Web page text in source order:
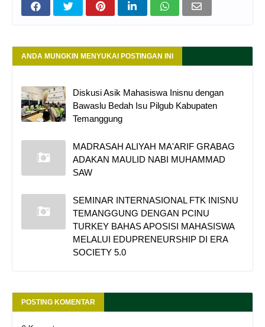
ANDA MUNGKIN MENYUKAI POSTINGAN INI
Diskusi Asik Mahasiswa Inisnu dengan
Bawaslu Bedah Isu Pilgub Kabupaten
Temanggung
MADRASAH ALIYAH MA'ARIF GRABAG
ADAKAN MAULID NABI MUHAMMAD
SAW
SEMINAR INTERNASIONAL FTK INISNU
TEMANGGUNG DENGAN PCINU
TURKEY BAHAS APOSISI MAHASISWA
MELALUI EDUPRENEURSHIP DI ERA
SOCIETY 5.0
POSTING KOMENTAR